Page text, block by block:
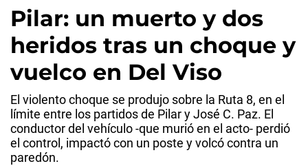
Pilar: un muerto y dos
heridos tras un choque y
vuelco en Del Viso
El violento choque se produjo sobre la Ruta 8, en el
límite entre los partidos de Pilar y José C. Paz. El
conductor del vehículo -que murió en el acto- perdió
el control, impactó con un poste y volcó contra un
paredón.